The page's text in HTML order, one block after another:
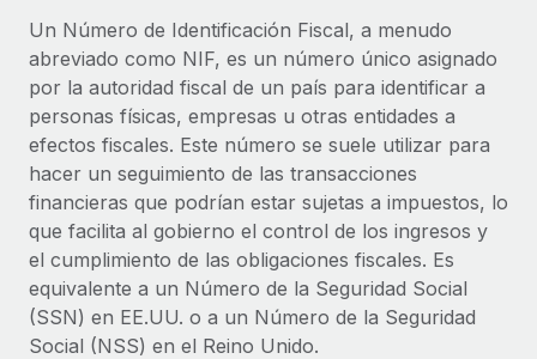
Contractor Management
Integra y gestiona a autónomos globalmente.
PEO
Externaliza tareas laborales complejas.
INFRAESTRUCTURA
Conexión Remote
Integra los RR. HH. en tus flujos de trabajo sin
complicaciones.
Compáranos con otras empresas.
ETAPAS DE CRECIMIENTO
Startups
Soluciones ágiles de RR. HH. globales y nóminas para
empresas en crecimiento.
Mediana empresa
Amplía tu equipo con soluciones de RR. HH.
personalizadas.
Empresa
Calculadora de pagos a autónomos
Descubre opciones de divisas y tiempos de pago para
autónomos globales.
APRENDIZAJE CON REMOTE
Guías y recursos
Casos prácticos
Glosario de RR. HH.
Nederlands
Français
Deutsch
Español
Italiano
Português (Portugal)
Iniciar sesión
Un Número de Identificación Fiscal, a menudo
abreviado como NIF, es un número único asignado
por la autoridad fiscal de un país para identificar a
personas físicas, empresas u otras entidades a
efectos fiscales. Este número se suele utilizar para
hacer un seguimiento de las transacciones
financieras que podrían estar sujetas a impuestos, lo
que facilita al gobierno el control de los ingresos y
el cumplimiento de las obligaciones fiscales. Es
equivalente a un Número de la Seguridad Social
(SSN) en EE.UU. o a un Número de la Seguridad
Social (NSS) en el Reino Unido.